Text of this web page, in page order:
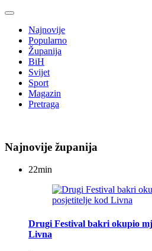
Najnovije
Popularno
Županija
BiH
Svijet
Sport
Magazin
Pretraga
Najnovije županija
22min
Drugi Festival bakri okupio
Livna